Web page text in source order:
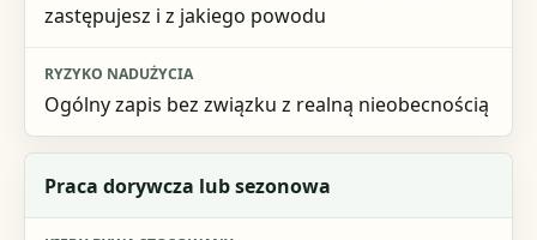
zastępujesz i z jakiego powodu
Ogólny zapis bez związku z realną nieobecnością
Praca dorywcza lub sezonowa